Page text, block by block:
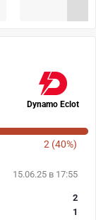
Dynamo Eclot
2 (40%)
15.06.25 в 17:55
2
1